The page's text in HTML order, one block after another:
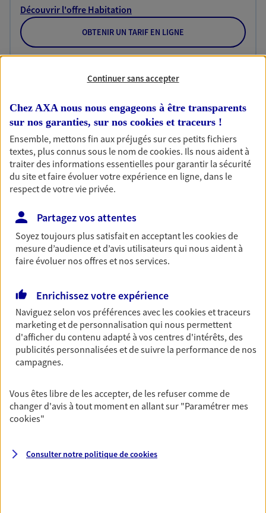
Découvrir l'offre Habitation
OBTENIR UN TARIF EN LIGNE
Garantie Accidents de la Vie
ou grande lectrice… personne n'est à l'abri d'un
accident du quotidien. Avec Ma Protection
Accident, protégez votre qualité de vie et vos
revenus.
Découvrir l'offre Garantie Accidents de la Vie
OBTENIR UN TARIF EN LIGNE
Multirisque Entreprise
Gagnez en simplicité et en sérénité avec votre
assurance multirisque entreprise. Un contrat
équipements et stocks… sans oublier votre
responsabilité civile.
Découvrir l'offre Multirisque Entreprise
DEMANDER UN DEVIS
VOIR TOUTES NOS OFFRES
Continuer sans accepter
Chez AXA nous nous engageons à être transparents
sur nos garanties, sur nos cookies et traceurs !
Ensemble, mettons fin aux préjugés sur ces petits fichiers
textes, plus connus sous le nom decookies. Ils nous aident à
traiter des informations essentielles pour garantir la sécurité
du site et faire évoluer votre expérience en ligne, dans le
respect de votre vie privée.
Partagez vos attentes
Soyez toujours plus satisfait en acceptant lescookiesde
mesure d’audience et d’avis utilisateurs qui nous aident à
faire évoluer nos offres et nos services.
Enrichissez votre expérience
Naviguez selon vos préférences avec lescookies et traceurs
marketing et de personnalisation qui nous permettent
d'afficher du contenu adapté à vos centres d'intérêts, des
publicités personnalisées et de suivre la performance de nos
campagnes.
Vous êtes libre de les accepter, de les refuser comme de
changer d'avis à tout moment en allant sur "Paramétrer mes
cookies"
Consulter notre politique decookies